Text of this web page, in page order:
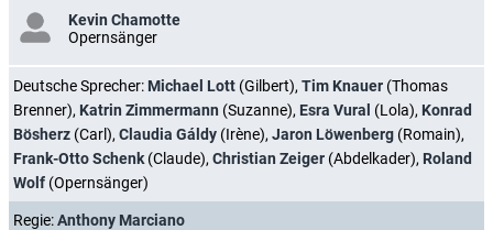
Kevin Chamotte
Opernsänger
Deutsche Sprecher: Michael Lott (Gilbert), Tim Knauer (Thomas
Brenner), Katrin Zimmermann (Suzanne), Esra Vural (Lola), Konrad
Bösherz (Carl), Claudia Gáldy (Irène), Jaron Löwenberg (Romain),
Frank-Otto Schenk (Claude), Christian Zeiger (Abdelkader), Roland
Wolf (Opernsänger)
Regie:Anthony Marciano